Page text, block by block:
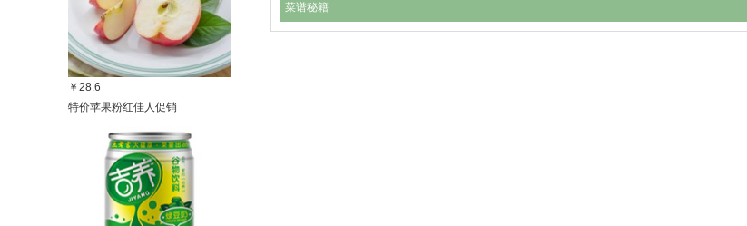
￥28.6
特价苹果粉红佳人促销
菜谱秘籍